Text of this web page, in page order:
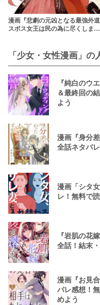
漫画『悲劇の元凶となる最強外
スボス女王は民の為に尽くしま
な女王に！？【ラス為】
「少女・女性漫画」
『純白のウ
＆最終回の
よう
漫画『身分
全話ネタバ
漫画「シタ
レ！無料で
『岩肌の花
全話！結末
漫画『お見
バレ感想！
めよう